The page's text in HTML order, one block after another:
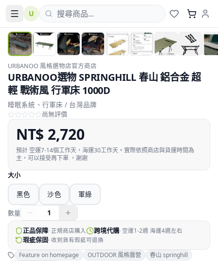
U
跨境
URBANOO 風格選物店官方商店
URBANOO選物 SPRINGHILL 春山 鋁合金 超
輕 戰術風 行軍床 1000D
睡眠系統、行軍床 / 台灣品牌
尚無評價
NT$ 2,720
預計 空運7-14個工作天，海運30工作天。實際依照商店與貨運時間為
主，可以接受再下單 ，謝謝
大小
黑色 沙色 軍綠
數量 1
正品保障· 正規商店購入 跨境代購· 空運1-2週 海運4週左右
瑕疵保固· 收到貨有瑕疵可退換
Feature on homepage OUTDOOR 風格露營
春山 springhill